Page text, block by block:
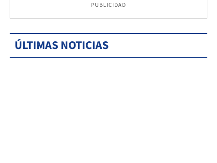
PUBLICIDAD
ÚLTIMAS NOTICIAS